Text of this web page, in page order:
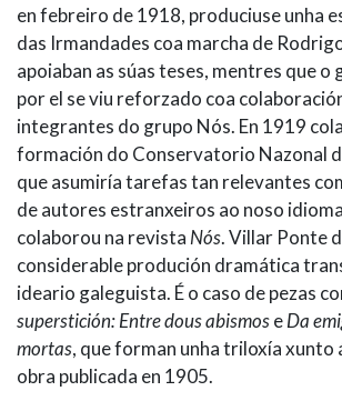
en febreiro de 1918, produciuse unha
das Irmandades coa marcha de
apoiaban as súas teses, mentres que o
por el se viu reforzado coa
integrantes do grupo Nós. En 1919
formación do Conservatorio Nazonal
que asumiría tarefas tan relevantes
de autores estranxeiros ao noso
colaborou na revista Nós. Villar Ponte
considerable produción dramática
ideario galeguista. É o caso de pezas
superstición: Entre dous abismoseDa
mortas, que forman unha triloxía xunto
obra publicada en 1905.